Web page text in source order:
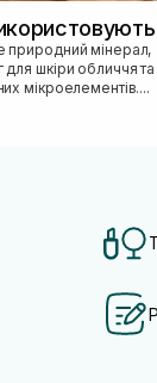
для шкіри обличчя та
мікроелементів....